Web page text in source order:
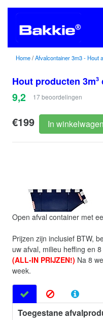
Home/Afvalcontainer 3m3 - Hout
Hout producten 3m3
9,2 17 beoordelingen
€199 In winkelwagen
Open afval container met
Prijzen zijn inclusief BTW,
uw afval, milieu heffing en
(ALL-IN PRIJZEN!) Na 8
week.
Toegestane